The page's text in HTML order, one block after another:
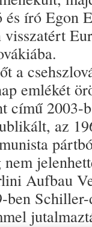
és író Egon
a
emlékét
című 2003-
az
Aufbau
ben